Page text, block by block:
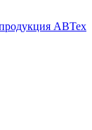
АВТех